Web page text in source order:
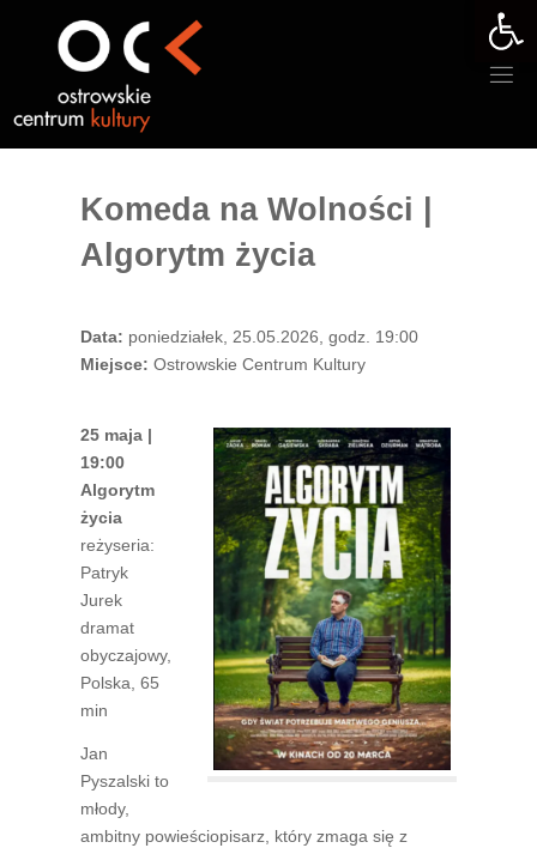
Komeda na Wolności |
Algorytm życia
Data: poniedziałek, 25.05.2026, godz. 19:00
Miejsce: Ostrowskie Centrum Kultury
25 maja |
19:00
Algorytm
życia
reżyseria:
Patryk
Jurek
dramat
obyczajowy,
Polska, 65
min
Jan
Pyszalski to
młody,
ambitny powieściopisarz, który zmaga się z